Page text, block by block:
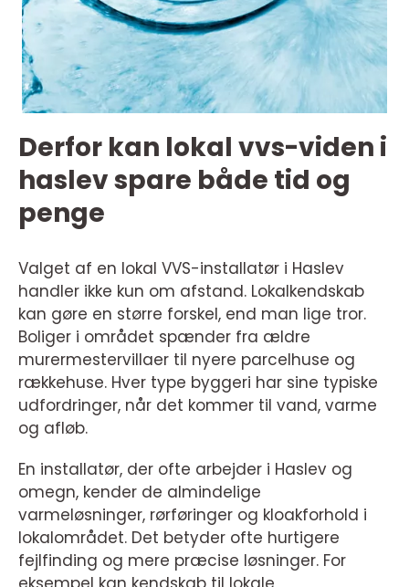
Derfor kan lokal vvs-viden i
haslev spare både tid og
penge
Valget af en lokal VVS-installatør i Haslev
handler ikke kun om afstand. Lokalkendskab
kan gøre en større forskel, end man lige tror.
Boliger i området spænder fra ældre
murermestervillaer til nyere parcelhuse og
rækkehuse. Hver type byggeri har sine typiske
udfordringer, når det kommer til vand, varme
og afløb.
En installatør, der ofte arbejder i Haslev og
omegn, kender de almindelige
varmeløsninger, rørføringer og kloakforhold i
lokalområdet. Det betyder ofte hurtigere
fejlfinding og mere præcise løsninger. For